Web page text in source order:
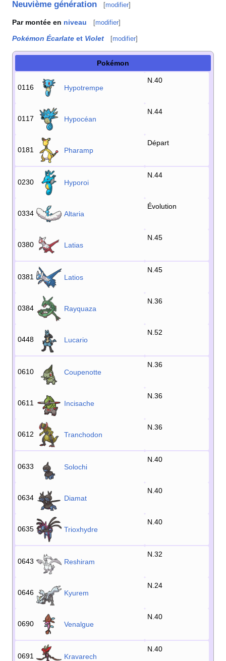
Neuvième génération [modifier]
Par montée en niveau [modifier]
Pokémon Écarlate et Violet [modifier]
Pokémon
0116 Hypotrempe
N.40
0117 Hypocéan
N.44
0181 Pharamp
Départ
0230 Hyporoi
N.44
0334 Altaria
Évolution
0380 Latias
N.45
0381 Latios
N.45
0384 Rayquaza
N.36
0448 Lucario
N.52
0610 Coupenotte
N.36
0611 Incisache
N.36
0612 Tranchodon
N.36
0633 Solochi
N.40
0634 Diamat
N.40
0635 Trioxhydre
N.40
0643 Reshiram
N.32
0646 Kyurem
N.24
0690 Venalgue
N.40
0691 Kravarech
N.40